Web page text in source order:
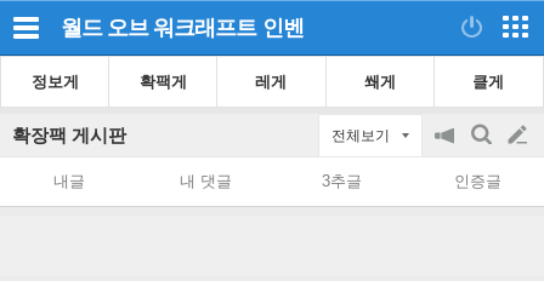
월드 오브 워크래프트 인벤
정보게 확팩게 레게 쐐게 클게
확장팩 게시판 전체보기
공
on/off
검
색
글
쓰
내글 내 댓글 3추글 인증글